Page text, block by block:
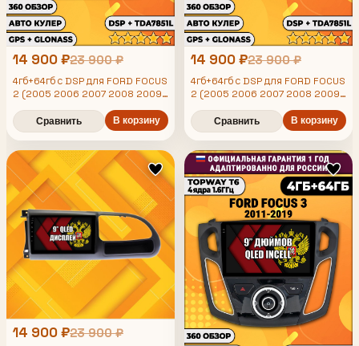
14 900 ₽23 900 ₽
4гб+64гб с DSP для FORD FOCUS
2 (2005 2006 2007 2008 2009
2010 2011) Форд Фокус, рамка
черная матовая, под
кондиционер, Android
магнитола
Сравнить В корзину
14 900 ₽23 900 ₽
4гб+64гб с DSP для FORD FOCUS
2 (2005 2006 2007 2008 2009
2010 2011) Форд Фокус, под
кондиционер, Android
магнитола
Сравнить В корзину
14 900 ₽23 900 ₽